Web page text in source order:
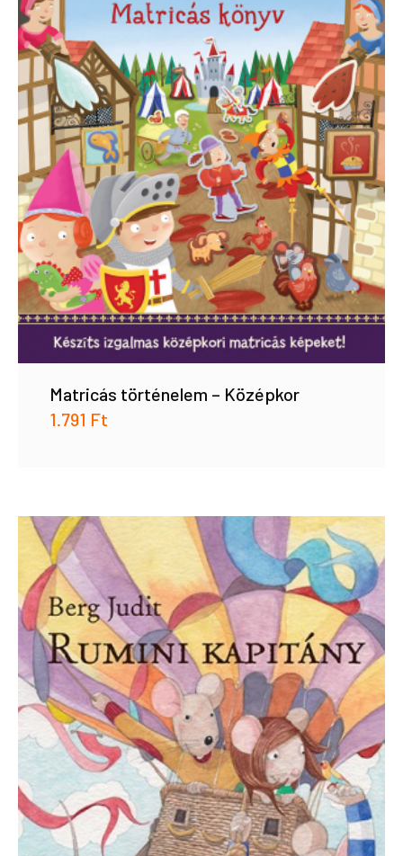
Matricás történelem – Középkor
1.791 Ft